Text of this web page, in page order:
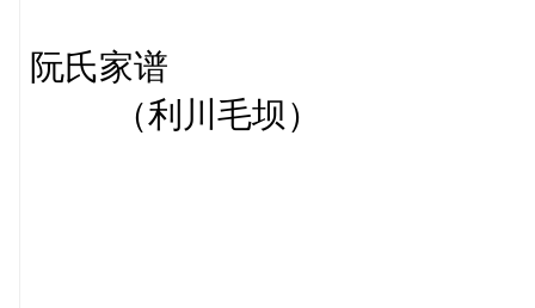
阮氏家谱
（利川毛坝）